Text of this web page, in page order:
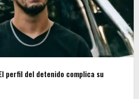
perfil del detenido complica su